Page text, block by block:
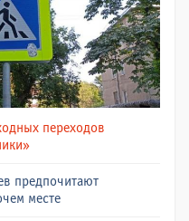
переходов
предпочитают
месте